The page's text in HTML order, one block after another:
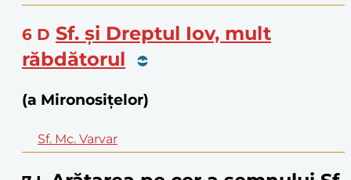
6 D Sf. și Dreptul Iov, mult
răbdătorul
(a Mironosițelor)
Sf. Mc. Varvar